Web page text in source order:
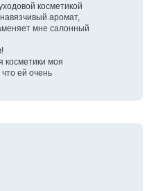
косметикой
аромат,
мне салонный
косметики моя
что ей очень